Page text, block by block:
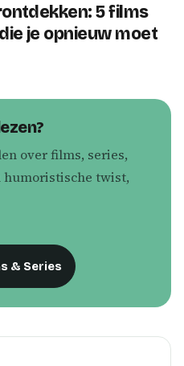
5 films
je opnieuw moet
over films, series,
humoristische twist,
& Series